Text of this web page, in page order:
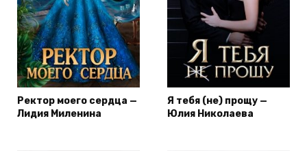
Ректор моего сердца —
Лидия Миленина
Я тебя (не) прощу —
Юлия Николаева